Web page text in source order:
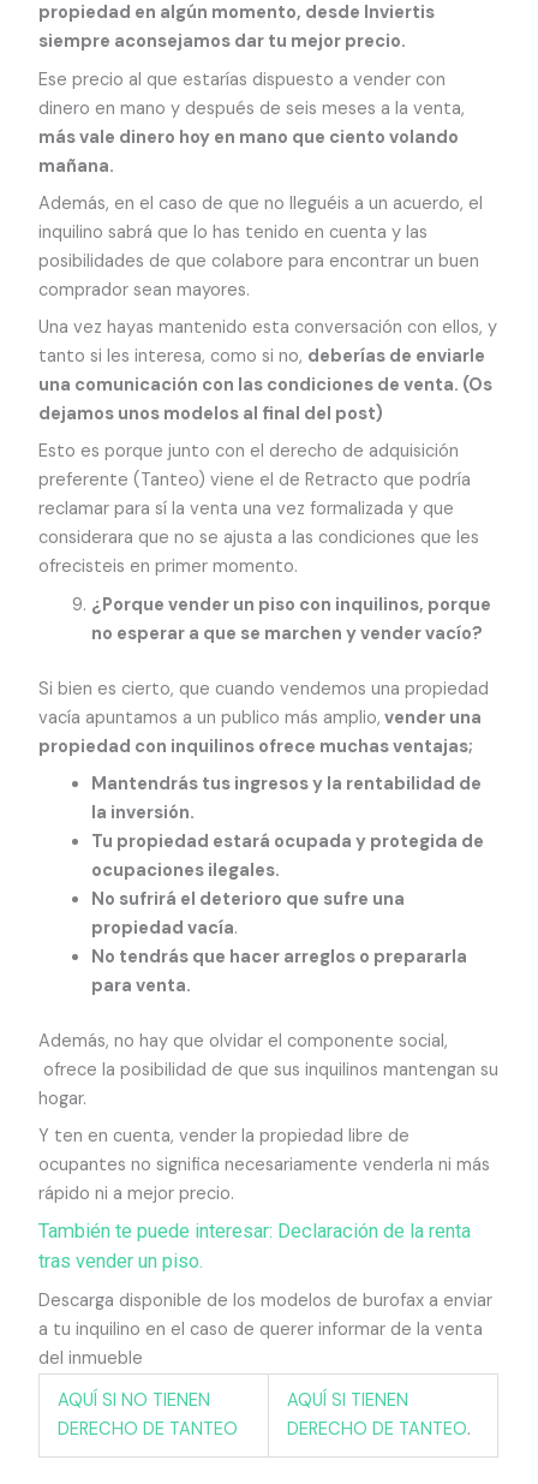
propiedad en algún momento, desde Inviertis
siempre aconsejamos dar tu mejor precio.
Ese precio al que estarías dispuesto a vender con
dinero en mano y después de seis meses a la venta,
más vale dinero hoy en mano que ciento volando
mañana.
Además, en el caso de que no lleguéis a un acuerdo, el
inquilino sabrá que lo has tenido en cuenta y las
posibilidades de que colabore para encontrar un buen
comprador sean mayores.
Una vez hayas mantenido esta conversación con ellos, y
tanto si les interesa, como si no, deberías de enviarle
una comunicación con las condiciones de venta. (Os
dejamos unos modelos al final del post)
Esto es porque junto con el derecho de adquisición
preferente (Tanteo) viene el de Retracto que podría
reclamar para sí la venta una vez formalizada y que
considerara que no se ajusta a las condiciones que les
ofrecisteis en primer momento.
¿Porque vender un piso con inquilinos, porque
no esperar a que se marchen y vender vacío?
Si bien es cierto, que cuando vendemos una propiedad
vacía apuntamos a un publico más amplio, vender una
propiedad con inquilinos ofrece muchas ventajas;
Mantendrás tus ingresos y la rentabilidad de
la inversión.
Tu propiedad estará ocupada y protegida de
ocupaciones ilegales.
No sufrirá el deterioro que sufre una
propiedad vacía.
No tendrás que hacer arreglos o prepararla
para venta.
Además, no hay que olvidar el componente social,
ofrece la posibilidad de que sus inquilinos mantengan su
hogar.
Y ten en cuenta, vender la propiedad libre de
ocupantes no significa necesariamente venderla ni más
rápido ni a mejor precio.
También te puede interesar: Declaración de la renta
tras vender un piso.
Descarga disponible de los modelos de burofax a enviar
a tu inquilino en el caso de querer informar de la venta
del inmueble
AQUÍ SI NO TIENEN
DERECHO DE TANTEO
AQUÍ SI TIENEN
DERECHO DE TANTEO.